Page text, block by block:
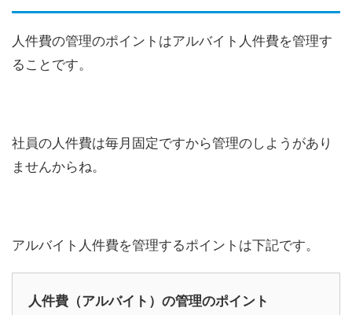
人件費の管理のポイントはアルバイト人件費を管理す
ることです。
社員の人件費は毎月固定ですから管理のしようがあり
ませんからね。
アルバイト人件費を管理するポイントは下記です。
人件費（アルバイト）の管理のポイント